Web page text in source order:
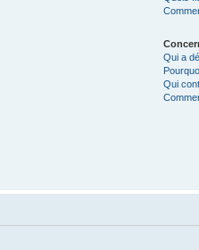
Qui a
Qui